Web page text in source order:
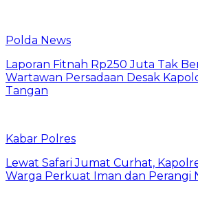
Polda News
Laporan Fitnah Rp250 Juta Tak
Wartawan Persadaan Desak
Tangan
Kabar Polres
Lewat Safari Jumat Curhat,
Warga Perkuat Iman dan Perangi